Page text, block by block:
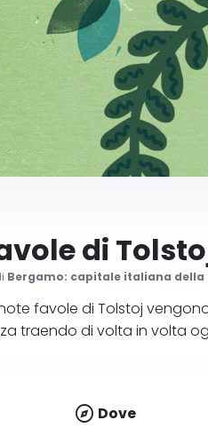
di
Bergamo: capitale italiana della
favole di Tolstoj
traendo di volta in volta
explore Dove